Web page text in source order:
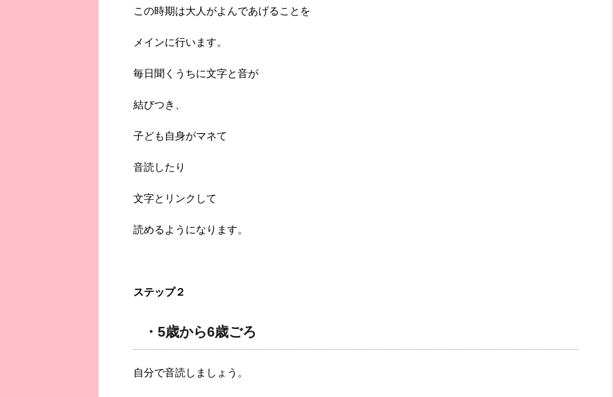
この時期は大人がよんであげることを
メインに行います。
毎日聞くうちに文字と音が
結びつき、
子ども自身がマネて
音読したり
文字とリンクして
読めるようになります。
ステップ２
・5歳から6歳ごろ
自分で音読しましょう。